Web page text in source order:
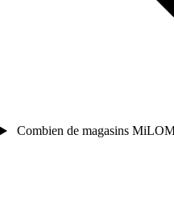
Combien de magasins